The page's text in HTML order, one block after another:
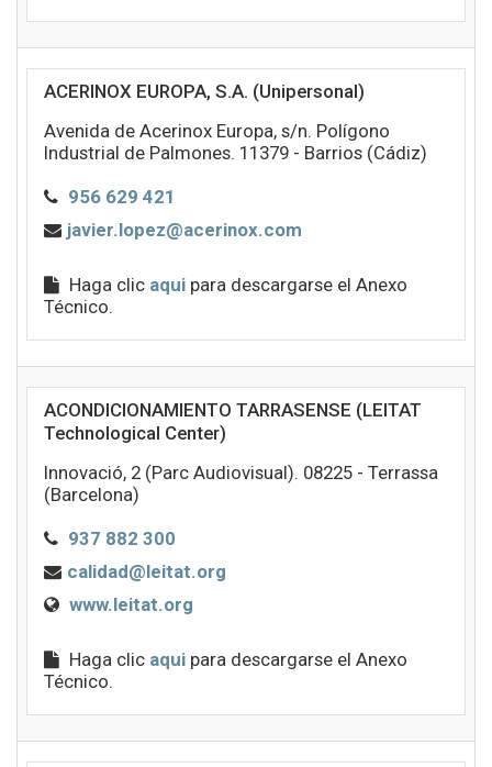
ACERINOX EUROPA, S.A. (Unipersonal)
Avenida de Acerinox Europa, s/n. Polígono
Industrial de Palmones. 11379 - Barrios (Cádiz)
956 629 421
javier.lopez@acerinox.com
Haga clic aqui para descargarse el Anexo
Técnico.
ACONDICIONAMIENTO TARRASENSE (LEITAT
Technological Center)
Innovació, 2 (Parc Audiovisual). 08225 - Terrassa
(Barcelona)
937 882 300
calidad@leitat.org
www.leitat.org
Haga clic aqui para descargarse el Anexo
Técnico.